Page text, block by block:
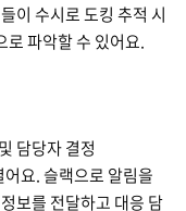
이 수시로 도킹 추적 시
로 파악할 수 있어요.
담당자 결정
요. 슬랙으로 알림을
보를 전달하고 대응 담